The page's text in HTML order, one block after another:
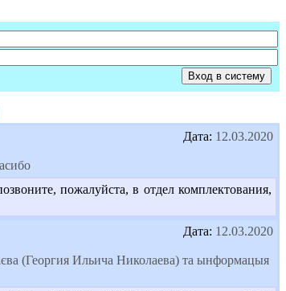
Дата: 12.03.2020
пожалуйста, в отдел комплектования,
Дата: 12.03.2020
(Георгия Ильича Николаева) та ынформацыя